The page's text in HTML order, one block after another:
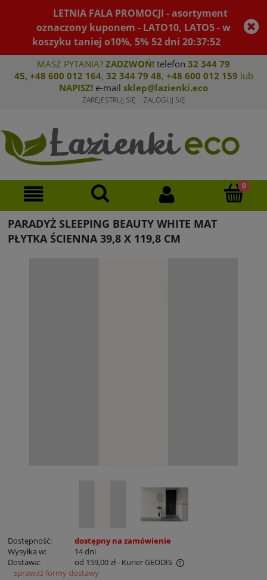
LETNIA FALA PROMOCJI - asortyment
oznaczony kuponem - LATO10, LATO5 - w
koszyku taniej o10%, 5% 52dni20:37:52
MASZ PYTANIA? ZADZWOŃ! telefon 32 344 79
45, +48 600 012 164, 32 344 79 48, +48 600 012 159 lub
NAPISZ! e-mail sklep@lazienki.eco
ZAREJESTRUJ SIĘ ZALOGUJ SIĘ
PARADYŻ SLEEPING BEAUTY WHITE MAT
PŁYTKA ŚCIENNA 39,8 X 119,8 CM
Dostępność:
dostępny na zamówienie
Wysyłka w:
14 dni
Dostawa:
od 159,00 zł- Kurier GEODIS
Cena nie zawiera ewentualnych kosztów płatności
sprawdź formy dostawy